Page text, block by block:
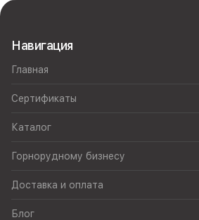
Навигация
Главная
Сертификаты
Каталог
Горнорудному бизнесу
Доставка и оплата
Блог